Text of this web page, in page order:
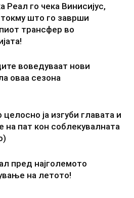
Реал го чека Винисијус,
што го заврши
трансфер во
воведуваат нови
оваа сезона
целосно ја изгуби главата и
на пат кон соблекувалната
пред најголемото
на летото!